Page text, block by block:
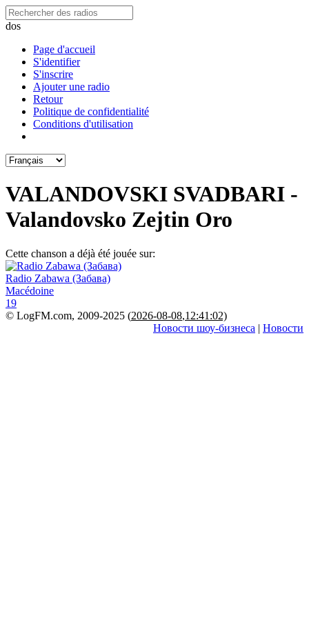
dos
Page d'accueil
S'identifier
S'inscrire
Ajouter une radio
Retour
Politique de confidentialité
Conditions d'utilisation
VALANDOVSKI SVADBARI -
Valandovsko Zejtin Oro
Cette chanson a déjà été jouée sur:
Radio Zabawa (Забава)
Macédoine
19
© LogFM.com, 2009-2025 (2026-08-08,12:41:02)
Новости шоу-бизнеса | Новости